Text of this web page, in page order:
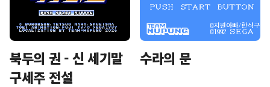
북두의 권 - 신 세기말
구세주 전설
수라의 문